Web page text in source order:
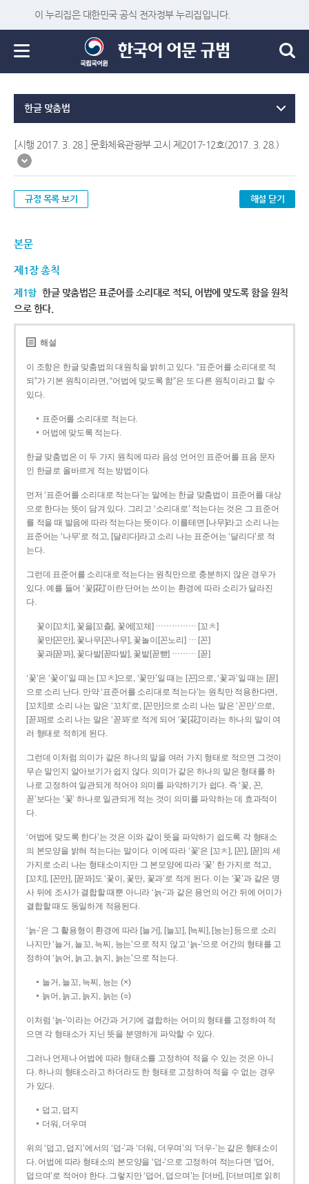
이 누리집은 대한민국 공식 전자정부 누리집입니다.
한글 맞춤법
[시행 2017. 3. 28.] 문화체육관광부 고시 제2017-12호(2017. 3. 28.)
규정 목록 보기 해설 닫기
본문
제1장 총칙
제1항 한글 맞춤법은 표준어를 소리대로 적되, 어법에 맞도록 함을 원칙
으로 한다.
해설
이 조항은 한글 맞춤법의 대원칙을 밝히고 있다. “표준어를 소리대로 적
되”가 기본 원칙이라면, “어법에 맞도록 함”은 또 다른 원칙이라고 할 수
있다.
표준어를 소리대로 적는다.
어법에 맞도록 적는다.
한글 맞춤법은 이 두 가지 원칙에 따라 음성 언어인 표준어를 표음 문자
인 한글로 올바르게 적는 방법이다.
먼저 ‘표준어를 소리대로 적는다’는 말에는 한글 맞춤법이 표준어를 대상
으로 한다는 뜻이 담겨 있다. 그리고 ‘소리대로’ 적는다는 것은 그 표준어
를 적을 때 발음에 따라 적는다는 뜻이다. 이를테면 [나무]라고 소리 나는
표준어는 ‘나무’로 적고, [달리다]라고 소리 나는 표준어는 ‘달리다’로 적
는다.
그런데 표준어를 소리대로 적는다는 원칙만으로 충분하지 않은 경우가
있다. 예를 들어 ‘꽃[花]’이란 단어는 쓰이는 환경에 따라 소리가 달라진
다.
꽃이[꼬치], 꽃을[꼬츨], 꽃에[꼬체] …………… [꼬ㅊ]
꽃만[꼰만], 꽃나무[꼰나무], 꽃놀이[꼰노리] … [꼰]
꽃과[꼳꽈], 꽃다발[꼳따발], 꽃밭[꼳빧] ……… [꼳]
‘꽃’은 ‘꽃이’일 때는 [꼬ㅊ]으로, ‘꽃만’일 때는 [꼰]으로, ‘꽃과’일 때는 [꼳]
으로 소리 난다. 만약 ‘표준어를 소리대로 적는다’는 원칙만 적용한다면,
[꼬치]로 소리 나는 말은 ‘꼬치’로, [꼰만]으로 소리 나는 말은 ‘꼰만’으로,
[꼳꽈]로 소리 나는 말은 ‘꼳꽈’로 적게 되어 ‘꽃[花]’이라는 하나의 말이 여
러 형태로 적히게 된다.
그런데 이처럼 의미가 같은 하나의 말을 여러 가지 형태로 적으면 그것이
무슨 말인지 알아보기가 쉽지 않다. 의미가 같은 하나의 말은 형태를 하
나로 고정하여 일관되게 적어야 의미를 파악하기가 쉽다. 즉 ‘꽃, 꼰,
꼳’보다는 ‘꽃’ 하나로 일관되게 적는 것이 의미를 파악하는 데 효과적이
다.
‘어법에 맞도록 한다’는 것은 이와 같이 뜻을 파악하기 쉽도록 각 형태소
의 본모양을 밝혀 적는다는 말이다. 이에 따라 ‘꽃’은 [꼬ㅊ], [꼰], [꼳]의 세
가지로 소리 나는 형태소이지만 그 본모양에 따라 ‘꽃’ 한 가지로 적고,
[꼬치], [꼰만], [꼳꽈]도 ‘꽃이, 꽃만, 꽃과’로 적게 된다. 이는 ‘꽃’과 같은 명
사 뒤에 조사가 결합할 때뿐 아니라 ‘늙-’과 같은 용언의 어간 뒤에 어미가
결합할 때도 동일하게 적용된다.
‘늙-’은 그 활용형이 환경에 따라 [늘거], [늘꼬], [늑찌], [능는] 등으로 소리
나지만 ‘늘거, 늘꼬, 늑찌, 능는’으로 적지 않고 ‘늙-’으로 어간의 형태를 고
정하여 ‘늙어, 늙고, 늙지, 늙는’으로 적는다.
늘거, 늘꼬, 늑찌, 능는 (×)
늙어, 늙고, 늙지, 늙는 (○)
이처럼 ‘늙-­’이라는 어간과 거기에 결합하는 어미의 형태를 고정하여 적
으면 각 형태소가 지닌 뜻을 분명하게 파악할 수 있다.
그러나 언제나 어법에 따라 형태소를 고정하여 적을 수 있는 것은 아니
다. 하나의 형태소라고 하더라도 한 형태로 고정하여 적을 수 없는 경우
가 있다.
덥고, 덥지
더워, 더우며
위의 ‘덥고, 덥지’에서의 ‘덥-­’과 ‘더워, 더우며’의 ‘더우-­’는 같은 형태소이
다. 어법에 따라 형태소의 본모양을 ‘덥-­’으로 고정하여 적는다면 ‘덥어,
덥으며’로 적어야 한다. 그렇지만 ‘덥어, 덥으며’는 [더버], [더브며]로 읽히